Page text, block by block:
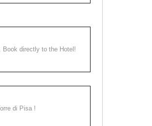
Book directly to the Hotel!
di Pisa !